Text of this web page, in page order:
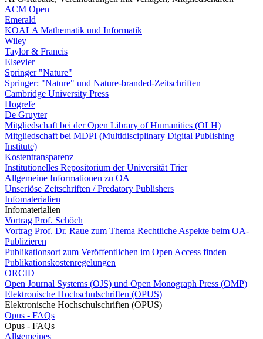
ACM Open
Emerald
KOALA Mathematik und Informatik
Wiley
Taylor & Francis
Elsevier
Springer "Nature"
Springer: "Nature" und Nature-branded-Zeitschriften
Cambridge University Press
Hogrefe
De Gruyter
Mitgliedschaft bei der Open Library of Humanities (OLH)
Mitgliedschaft bei MDPI (Multidisciplinary Digital Publishing
Institute)
Kostentransparenz
Institutionelles Repositorium der Universität Trier
Allgemeine Informationen zu OA
Unseriöse Zeitschriften / Predatory Publishers
Infomaterialien
Infomaterialien
Vortrag Prof. Schöch
Vortrag Prof. Dr. Raue zum Thema Rechtliche Aspekte beim OA-
Publizieren
Publikationsort zum Veröffentlichen im Open Access finden
Publikationskostenregelungen
ORCID
Open Journal Systems (OJS) und Open Monograph Press (OMP)
Elektronische Hochschulschriften (OPUS)
Elektronische Hochschulschriften (OPUS)
Opus - FAQs
Opus - FAQs
Allgemeines